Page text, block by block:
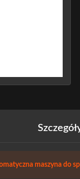
maszyna do